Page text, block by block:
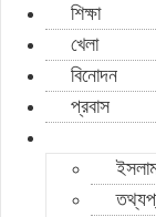
শিক্ষা
খেলা
বিনোদন
প্রবাস